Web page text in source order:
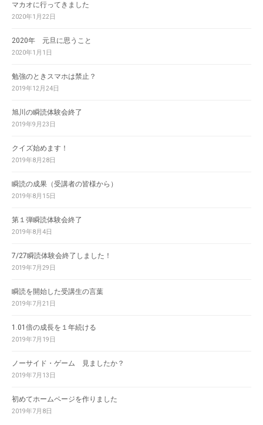
マカオに行ってきました
2020年1月22日
2020年 元旦に思うこと
2020年1月1日
勉強のときスマホは禁止？
2019年12月24日
旭川の瞬読体験会終了
2019年9月23日
クイズ始めます！
2019年8月28日
瞬読の成果（受講者の皆様から）
2019年8月15日
第１弾瞬読体験会終了
2019年8月4日
7/27瞬読体験会終了しました！
2019年7月29日
瞬読を開始した受講生の言葉
2019年7月21日
1.01倍の成長を１年続ける
2019年7月19日
ノーサイド・ゲーム 見ましたか？
2019年7月13日
初めてホームページを作りました
2019年7月8日